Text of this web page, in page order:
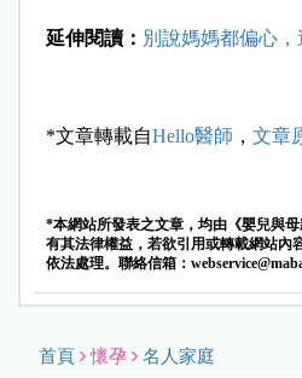
延伸閱讀： 別說媽媽都偏心，
*文章轉載自Hello醫師 ， 文章
*本網站所發表之文章，均由《嬰兒與
有其法律權益，若欲引用或轉載網站內
依法處理。聯絡信箱：
首頁 懷孕 名人家庭